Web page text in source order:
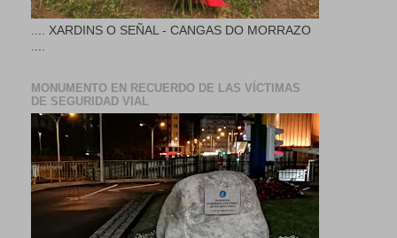
.... XARDINS O SEÑAL - CANGAS DO MORRAZO
MONUMENTO EN RECUERDO DE LAS VÍCTIMAS
DE SEGURIDAD VIAL